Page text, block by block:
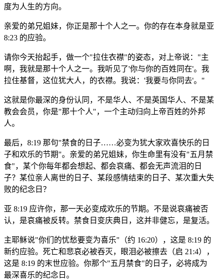
度为人生的方向。
亲爱的弟兄姐妹，你正是那十个人之一。你的存在本身就是亚
8:23 的应验。
请你今天抬起手，做一个"拉住衣襟"的姿态，对上帝说："主
啊，我就是那十个人之一。我听见了'你与你的百姓同在'。我
拉住基督，这位犹大人，的衣襟。我说：'我要与你同去'。"
这就是你最深的身份认同，不是华人、不是英国华人、不是某
教会会员，你是"那十个人"，一个主动归向上帝百姓的外邦
人。
最后，8:19 那句"禁食的日子……必变为犹大家欢喜快乐的日
子和欢乐的节期"。亲爱的弟兄姐妹，你生命里有没有"五月禁
食"，某个你每年都会想起、都会哀痛、都会无声流泪的日
子？某位亲人离世的日子、某段感情结束的日子、某次重大失
败的纪念日？
亚 8:19 应许你，那一天必变成欢乐的节期。不是说哀痛被否
认，是哀痛被反转。禁食日变庆典日，这并非健忘，是复活。
主耶稣说"你们的忧愁要变为喜乐"（约 16:20），这是 8:19 的
新约应验。死亡和悲哀必被吞灭，眼泪必被擦去（启 21:4），
这是 8:19 的末世应验。你那个"五月禁食"的日子，必将成为
最深喜乐的纪念日。